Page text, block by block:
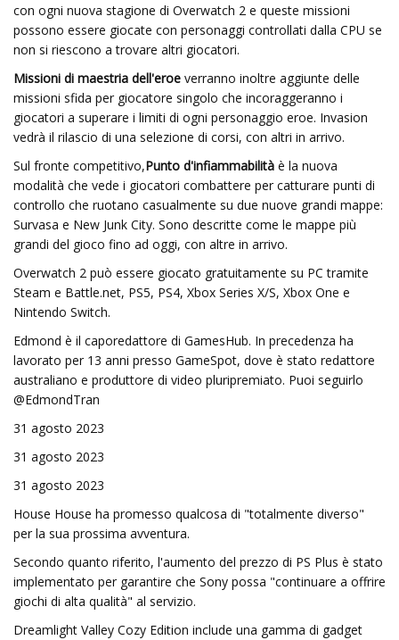
con ogni nuova stagione di Overwatch 2 e queste missioni
possono essere giocate con personaggi controllati dalla CPU se
non si riescono a trovare altri giocatori.
Missioni di maestria dell'eroe verranno inoltre aggiunte delle
missioni sfida per giocatore singolo che incoraggeranno i
giocatori a superare i limiti di ogni personaggio eroe. Invasion
vedrà il rilascio di una selezione di corsi, con altri in arrivo.
Sul fronte competitivo,Punto d'infiammabilità è la nuova
modalità che vede i giocatori combattere per catturare punti di
controllo che ruotano casualmente su due nuove grandi mappe:
Survasa e New Junk City. Sono descritte come le mappe più
grandi del gioco fino ad oggi, con altre in arrivo.
Overwatch 2 può essere giocato gratuitamente su PC tramite
Steam e Battle.net, PS5, PS4, Xbox Series X/S, Xbox One e
Nintendo Switch.
Edmond è il caporedattore di GamesHub. In precedenza ha
lavorato per 13 anni presso GameSpot, dove è stato redattore
australiano e produttore di video pluripremiato. Puoi seguirlo
@EdmondTran
31 agosto 2023
31 agosto 2023
31 agosto 2023
House House ha promesso qualcosa di "totalmente diverso"
per la sua prossima avventura.
Secondo quanto riferito, l'aumento del prezzo di PS Plus è stato
implementato per garantire che Sony possa "continuare a offrire
giochi di alta qualità" al servizio.
Dreamlight Valley Cozy Edition include una gamma di gadget